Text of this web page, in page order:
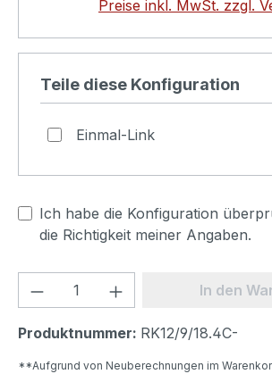
Produkt konfigurieren
Preise inkl. MwSt. zzgl.
Teile diese Konfiguration
Einmal-Link
Ich habe die Konfiguration
die Richtigkeit meiner Angaben.
Produkt Anzahl: Gib den
In den
Produktnummer: RK12/9/18.4C-
**Aufgrund von Neuberechnungen im